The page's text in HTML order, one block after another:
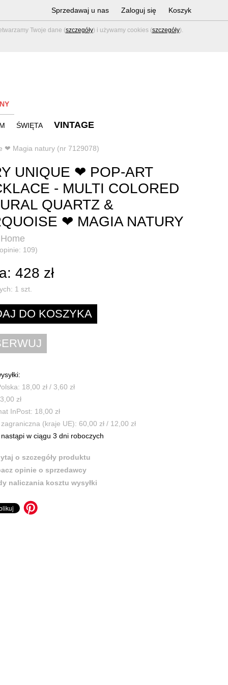
Twoje dane (szczegóły) i używamy cookies (szczegóły).
Sprzedawaj u nas Zaloguj się Koszyk
ŚWIĘTA VINTAGE
❤ Magia natury (nr 7129078)
UNIQUE ❤ POP-ART
- MULTI COLORED
QUARTZ &
❤ MAGIA NATURY
109)
428 zł
1 szt.
18,00 zł / 3,60 zł
zł
InPost: 18,00 zł
zagraniczna (kraje UE): 60,00 zł / 12,00 zł
nastąpi w ciągu 3 dni roboczych
o szczegóły produktu
opinie o sprzedawcy
naliczania kosztu wysyłki